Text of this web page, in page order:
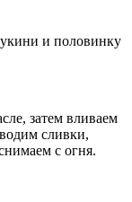
и половинку
затем вливаем
сливки,
с огня.